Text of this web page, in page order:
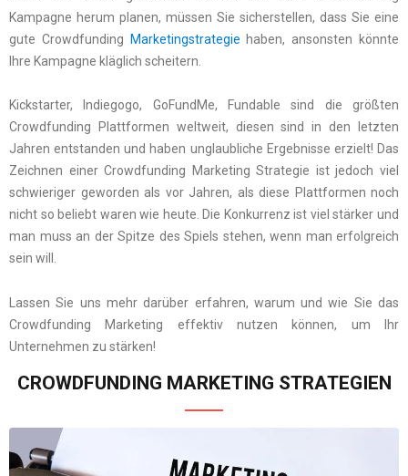
Kampagne herum planen, müssen Sie sicherstellen, dass Sie eine
gute Crowdfunding
Marketingstrategie haben, ansonsten könnte
Ihre Kampagne kläglich scheitern.
Kickstarter, Indiegogo, GoFundMe, Fundable sind die größten
Crowdfunding Plattformen weltweit, diesen sind in den letzten
Jahren entstanden und haben unglaubliche Ergebnisse erzielt! Das
Zeichnen einer Crowdfunding Marketing Strategie ist jedoch viel
schwieriger geworden als vor Jahren, als diese Plattformen noch
nicht so beliebt waren wie heute. Die Konkurrenz ist viel stärker und
man muss an der Spitze des Spiels stehen, wenn man erfolgreich
sein will.
Lassen Sie uns mehr darüber erfahren, warum und wie Sie das
Crowdfunding Marketing effektiv nutzen können, um Ihr
Unternehmen zu stärken!
CROWDFUNDING MARKETING STRATEGIEN